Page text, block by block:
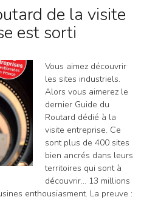
de la visite
est sorti
Vous aimez découvrir
les sites industriels.
Alors vous aimerez le
dernier Guide du
Routard dédié à la
visite entreprise. Ce
sont plus de 400 sites
bien ancrés dans leurs
territoires qui sont à
découvrir… 13 millions
enthousiasment. La preuve :